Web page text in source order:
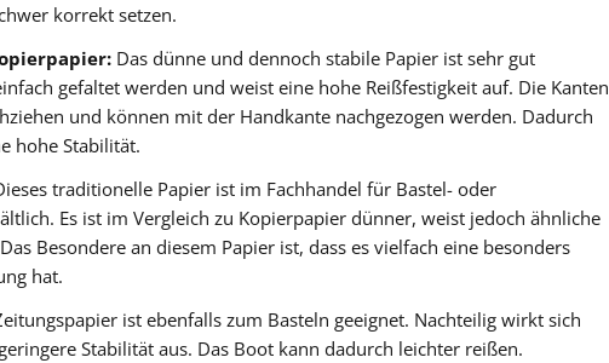
korrekt setzen.
Das dünne und dennoch stabile Papier ist sehr gut
gefaltet werden und weist eine hohe Reißfestigkeit auf. Die Kanten
und können mit der Handkante nachgezogen werden. Dadurch
hohe Stabilität.
traditionelle Papier ist im Fachhandel für Bastel- oder
Es ist im Vergleich zu Kopierpapier dünner, weist jedoch ähnliche
Besondere an diesem Papier ist, dass es vielfach eine besonders
hat.
ist ebenfalls zum Basteln geeignet. Nachteilig wirkt sich
Stabilität aus. Das Boot kann dadurch leichter reißen.